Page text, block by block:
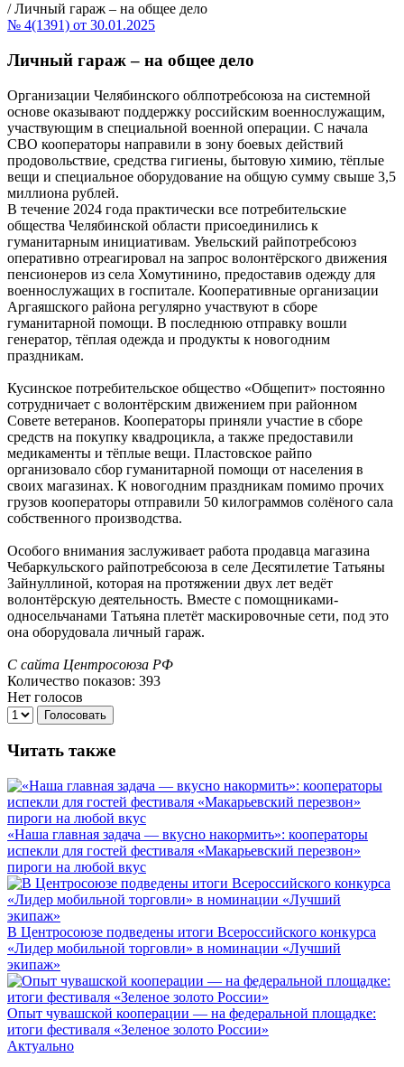
/ Личный гараж – на общее дело
№ 4(1391) от 30.01.2025
Личный гараж – на общее дело
Организации Челябинского облпотребсоюза на системной
основе оказывают поддержку российским военнослужащим,
участвующим в специальной военной операции. С начала
СВО кооператоры направили в зону боевых действий
продовольствие, средства гигиены, бытовую химию, тёплые
вещи и специальное оборудование на общую сумму свыше 3,5
миллиона рублей.
В течение 2024 года практически все потребительские
общества Челябинской области присоединились к
гуманитарным инициативам. Увельский райпотребсоюз
оперативно отреагировал на запрос волонтёрского движения
пенсионеров из села Хомутинино, предоставив одежду для
военнослужащих в госпитале. Кооперативные организации
Аргаяшского района регулярно участвуют в сборе
гуманитарной помощи. В последнюю отправку вошли
генератор, тёплая одежда и продукты к новогодним
праздникам.
Кусинское потребительское общество «Общепит» постоянно
сотрудничает с волонтёрским движением при районном
Совете ветеранов. Кооператоры приняли участие в сборе
средств на покупку квадроцикла, а также предоставили
медикаменты и тёплые вещи. Пластовское райпо
организовало сбор гуманитарной помощи от населения в
своих магазинах. К новогодним праздникам помимо прочих
грузов кооператоры отправили 50 килограммов солёного сала
собственного производства.
Особого внимания заслуживает работа продавца магазина
Чебаркульского райпотребсоюза в селе Десятилетие Татьяны
Зайнуллиной, которая на протяжении двух лет ведёт
волонтёрскую деятельность. Вместе с помощниками-
односельчанами Татьяна плетёт маскировочные сети, под это
она оборудовала личный гараж.
С сайта Центросоюза РФ
Количество показов: 393
Нет голосов
Голосовать
Читать также
«Наша главная задача — вкусно накормить»: кооператоры
испекли для гостей фестиваля «Макарьевский перезвон»
пироги на любой вкус
В Центросоюзе подведены итоги Всероссийского конкурса
«Лидер мобильной торговли» в номинации «Лучший
экипаж»
Опыт чувашской кооперации — на федеральной площадке:
итоги фестиваля «Зеленое золото России»
Актуально